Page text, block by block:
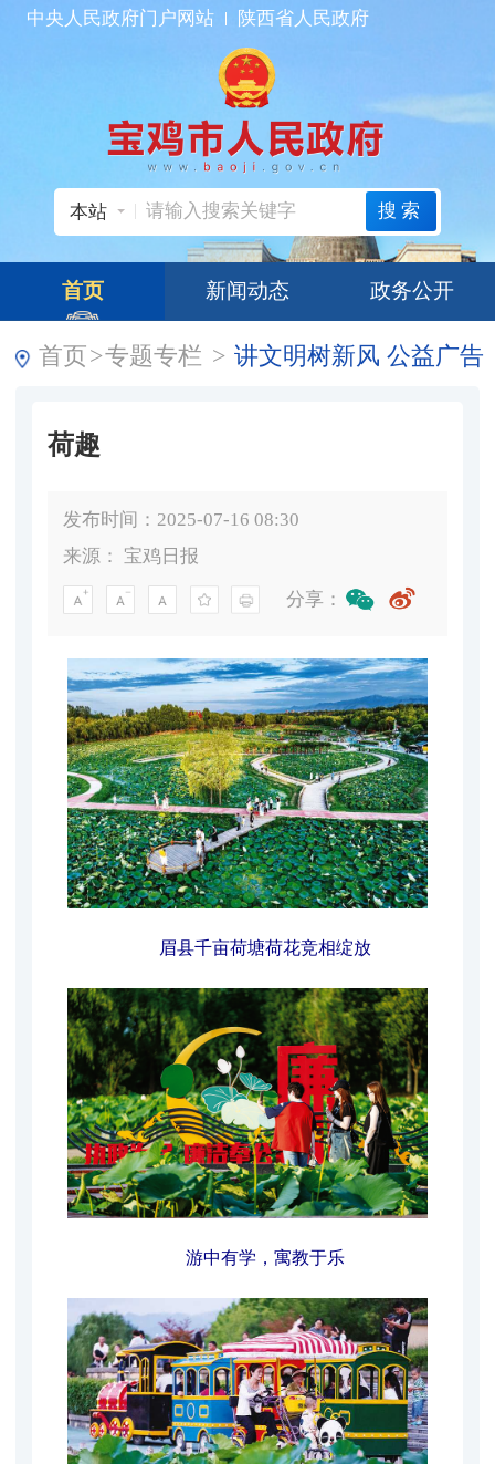
中央人民政府门户网站 陕西省人民政府
本站 搜索
首页 新闻动态 政务公开
首页>专题专栏 > 讲文明树新风 公益广告
荷趣
发布时间：2025-07-16 08:30
来源： 宝鸡日报
分享：
眉县千亩荷塘荷花竞相绽放
游中有学，寓教于乐